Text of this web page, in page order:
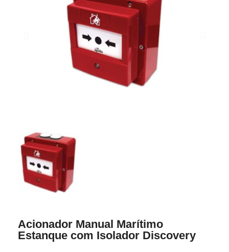
Acionador Manual Marítimo
Estanque com Isolador Discovery